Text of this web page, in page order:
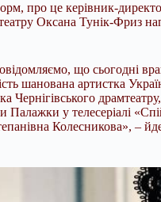
про це керівник-
Оксана Тунік-Фриз
що сьогодні
шанована артистка
Чернігівського
Палажки у телесеріалі
Колесникова», –